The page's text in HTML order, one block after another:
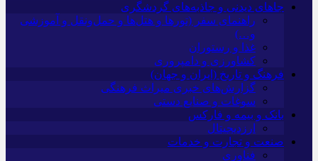
جاهای دیدنی و جاذبه‌های گردشگری
راهنمای سفر (تورها و هتل‌ها و حمل‌و‌نقل و آموزشی
و…)
غذا و رستوران
کشاورزی و دامپروری
فرهنگ و تاریخ (ایران و جهان)
گزارش‌های خبری میراث فرهنگی
سوغات و صنایع دستی
بانک و بیمه و فارکس
ارزدیجیتال
صنعت و تجارت و خدمات
فناوری